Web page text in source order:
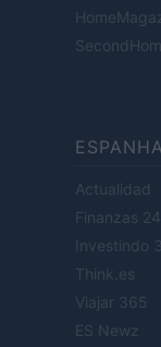
Actualidad
Finanzas 24
Investindo
Think.es
Viajar 365
ES Newz